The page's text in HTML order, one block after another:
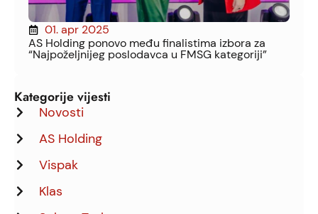
01. apr 2025
AS Holding ponovo među finalistima izbora za
“Najpoželjnijeg poslodavca u FMSG kategoriji”
Kategorije vijesti
Novosti
AS Holding
Vispak
Klas